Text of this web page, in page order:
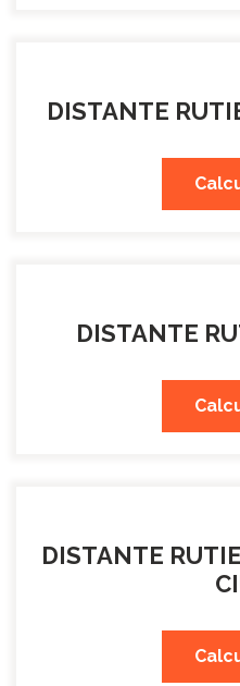
DISTANTE
DISTANTE
DISTANTE